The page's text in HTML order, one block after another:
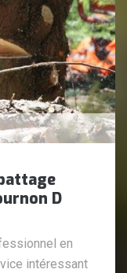
D
en
intéressant